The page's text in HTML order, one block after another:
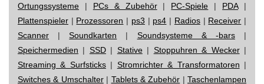
Ortungssysteme | PCs & Zubehör| PC-Spiele | PDA|
Plattenspieler | Prozessoren | ps3 | ps4 | Radios| Receiver |
Scanner |Soundkarten | Soundsysteme & -bars|
Speichermedien | SSD| Stative| Stoppuhren & Wecker|
Streaming & Surfsticks| Stromrichter & Transformatoren |
Switches & Umschalter| Tablets & Zubehör | Taschenlampen